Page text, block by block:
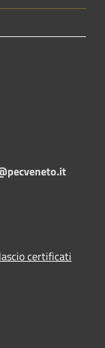
certificati